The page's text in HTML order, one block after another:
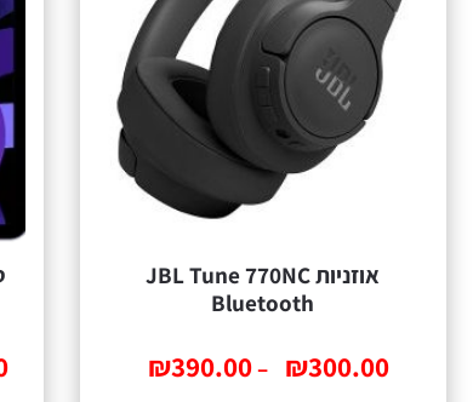
אוזניות JBL Tune 770NC
Bluetooth
₪300.00
–
₪390.00